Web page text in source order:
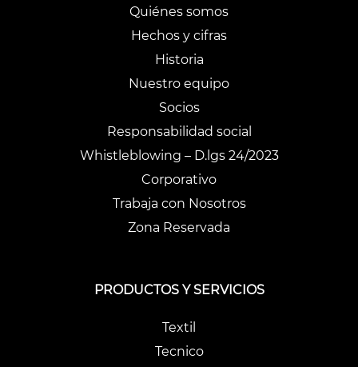
Quiénes somos
Hechos y cifras
Historia
Nuestro equipo
Socios
Responsabilidad social
Whistleblowing – D.lgs 24/2023
Corporativo
Trabaja con Nosotros
Zona Reservada
PRODUCTOS Y SERVICIOS
Textil
Tecnico